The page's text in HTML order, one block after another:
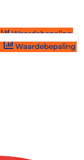
Waardebepaling
Waardebepaling